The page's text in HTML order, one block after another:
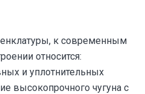
к современным
относится:
и уплотнительных
высокопрочного чугуна с